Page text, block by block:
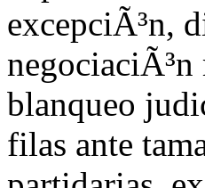
excepciÃ³n,
blanqueo
filas ante